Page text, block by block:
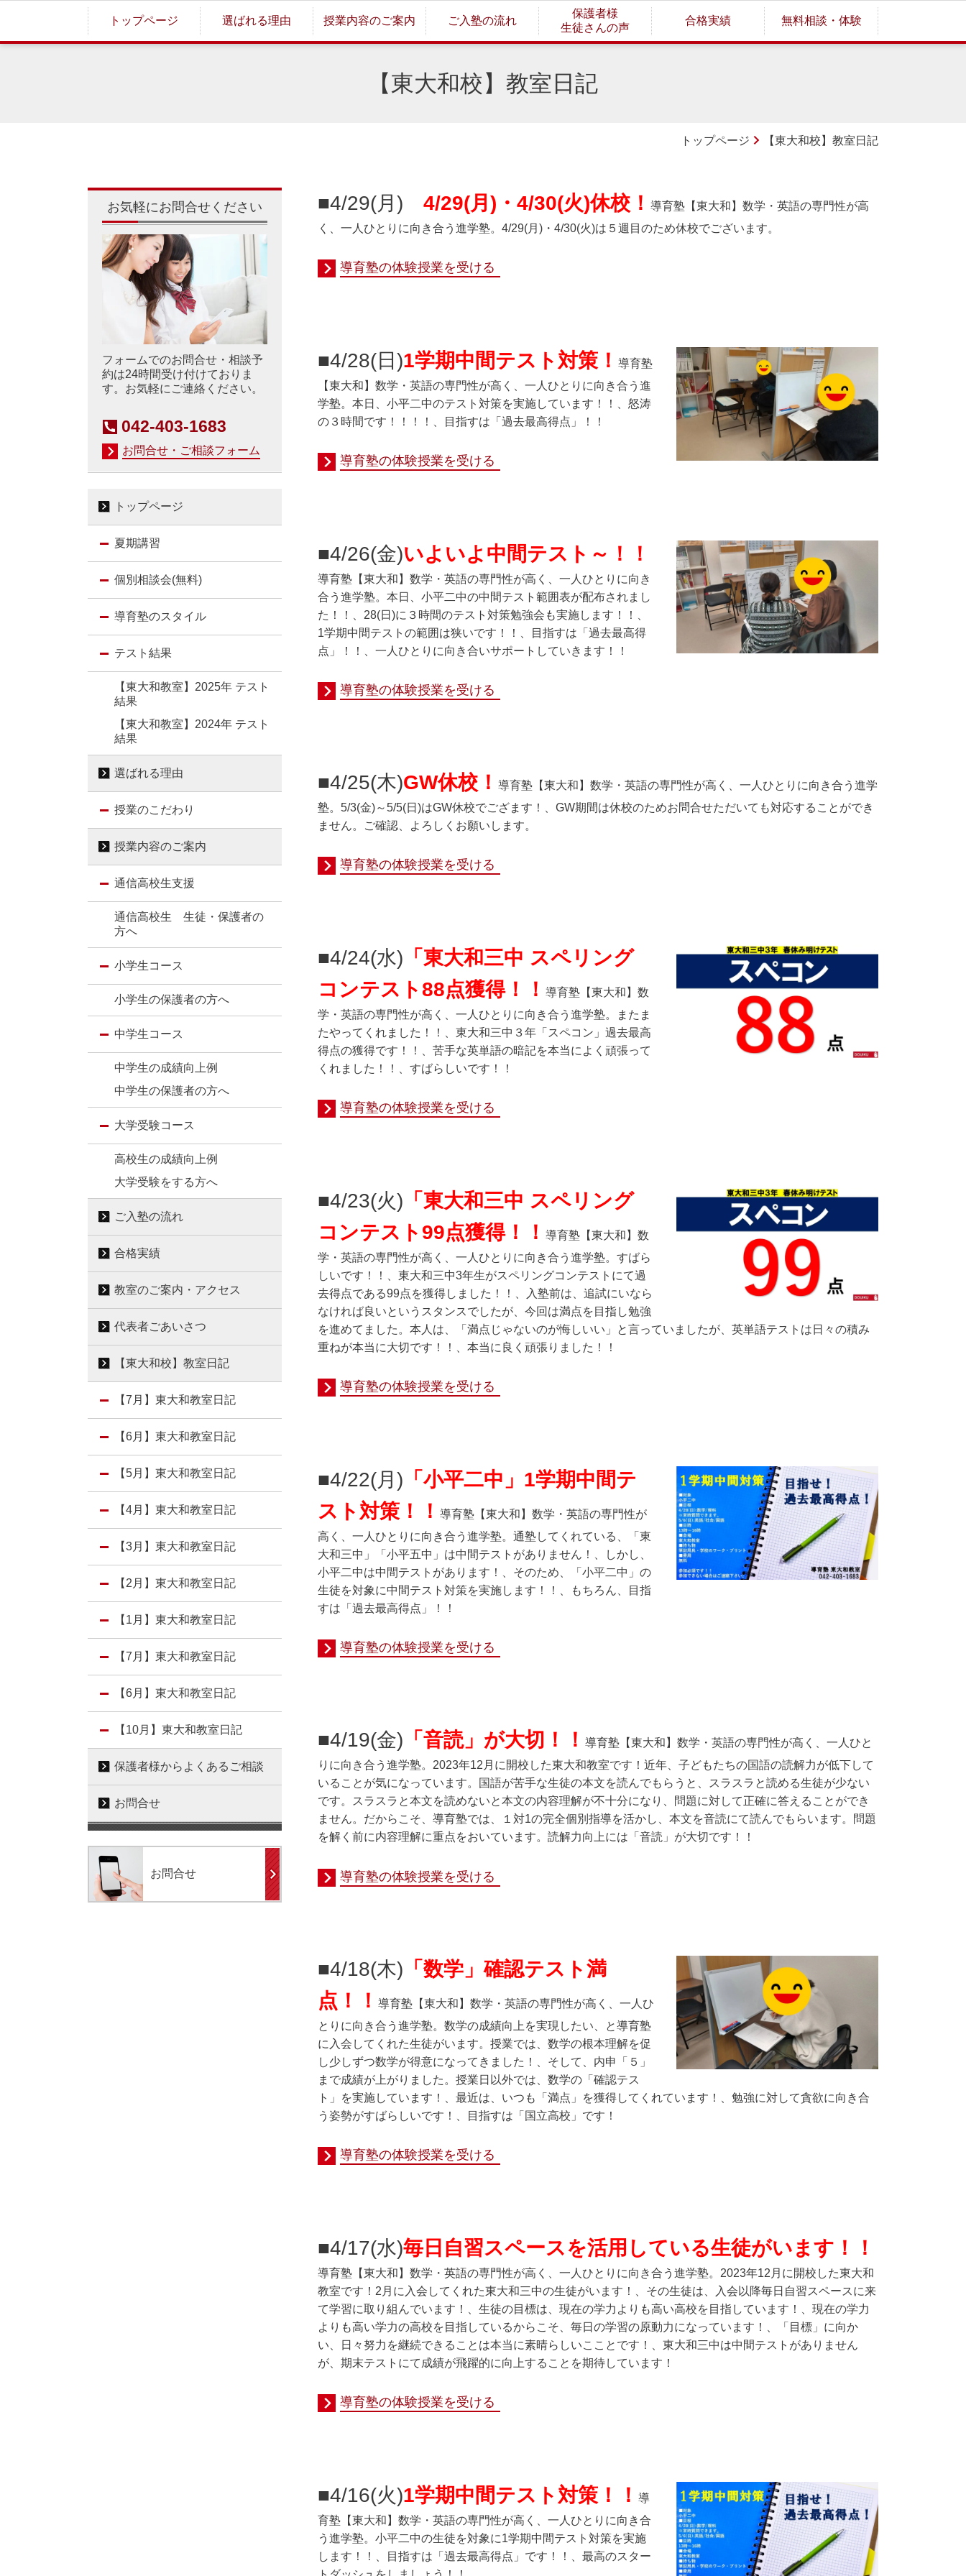
トップページ 選ばれる理由 授業内容のご案内 ご入塾の流れ
保護者様
生徒さんの声
合格実績 無料相談・体験
【東大和校】教室日記
トップページ 【東大和校】教室日記
■4/29(月 ) 4/29(月)・4/30(火)休校！ 導育塾 【東大和】数学・英語の専門性が高
く、一人ひとりに向き合う進学塾。4/29(月)・4/30(火)は５週目のため休校でございます。
導育塾の体験授業を受ける
■4/28(日 )1学期中間テスト対策！
導育塾
【東大和】数学・英語の専門性が高く、一人ひとりに向き合う進
学塾。本日、小平二中のテスト対策を実施しています！！、怒涛
の３時間です！！！！、目指すは「過去最高得点」！！
導育塾の体験授業を受ける
■4/26(金)いよいよ中間テスト～！！
導育塾 【東大和】数学・英語の専門性が高く、一人ひとりに向き
合う進学塾。本日、小平二中の中間テスト範囲表が配布されまし
た！！、28(日)に３時間のテスト対策勉強会も実施します！！、
1学期中間テストの範囲は狭いです！！、目指すは「過去最高得
点」！！、一人ひとりに向き合いサポートしていきます！！
導育塾の体験授業を受ける
■4/25(木)GW休校！ 導育塾 【東大和】数学・英語の専門性が高く、一人ひとりに向き合う進学
塾。5/3(金)～5/5(日)はGW休校でござます！、GW期間は休校のためお問合せただいても対応することができ
ません。ご確認、よろしくお願いします。
導育塾の体験授業を受ける
■4/24(水) 「東大和三中 スペリング
コンテスト88点獲得！！
導育塾 【東大和】数
学・英語の専門性が高く、一人ひとりに向き合う進学塾。またま
たやってくれました！！、東大和三中３年「スペコン」過去最高
得点の獲得です！！、苦手な英単語の暗記を本当によく頑張って
くれました！！、すばらしいです！！
導育塾の体験授業を受ける
■4/23(火) 「東大和三中 スペリング
コンテスト99点獲得！！
導育塾 【東大和】数
学・英語の専門性が高く、一人ひとりに向き合う進学塾。すばら
しいです！！、東大和三中3年生がスペリングコンテストにて過
去得点である99点を獲得しました！！、入塾前は、追試にいなら
なければ良いというスタンスでしたが、今回は満点を目指し勉強
を進めてました。本人は、「満点じゃないのが悔しいい」と言っていましたが、英単語テストは日々の積み
重ねが本当に大切です！！、本当に良く頑張りました！！
導育塾の体験授業を受ける
■4/22(月 ) 「小平二中」1学期中間テ
スト対策！！
導育塾 【東大和】数学・英語の専門性が
高く、一人ひとりに向き合う進学塾。通塾してくれている、「東
大和三中」「小平五中」は中間テストがありません！、しかし、
小平二中は中間テストがあります！、そのため、「小平二中」の
生徒を対象に中間テスト対策を実施します！！、もちろん、目指
すは「過去最高得点」！！
導育塾の体験授業を受ける
■4/19(金) 「音読」が大切！！ 導育塾 【東大和】数学・英語の専門性が高く、一人ひと
りに向き合う進学塾。2023年12月に開校した東大和教室です！近年、子どもたちの国語の読解力が低下して
いることが気になっています。国語が苦手な生徒の本文を読んでもらうと、スラスラと読める生徒が少ない
です。スラスラと本文を読めないと本文の内容理解が不十分になり、問題に対して正確に答えることができ
ません。だからこそ、導育塾では、１対1の完全個別指導を活かし、本文を音読にて読んでもらいます。問題
を解く前に内容理解に重点をおいています。読解力向上には「音読」が大切です！！
導育塾の体験授業を受ける
■4/18(木) 「数学」確認テスト満
点！！
導育塾 【東大和】数学・英語の専門性が高く、一人ひ
とりに向き合う進学塾。数学の成績向上を実現したい、と導育塾
に入会してくれた生徒がいます。授業では、数学の根本理解を促
し少しずつ数学が得意になってきました！、そして、内申「５」
まで成績が上がりました。授業日以外では、数学の「確認テス
ト」を実施しています！、最近は、いつも「満点」を獲得してくれています！、勉強に対して貪欲に向き合
う姿勢がすばらしいです！、目指すは「国立高校」です！
導育塾の体験授業を受ける
■4/17(水)毎日自習スペースを活用している生徒がいます！！
導育塾 【東大和】数学・英語の専門性が高く、一人ひとりに向き合う進学塾。2023年12月に開校した東大和
教室です！2月に入会してくれた東大和三中の生徒がいます！、その生徒は、入会以降毎日自習スペースに来
て学習に取り組んでいます！、生徒の目標は、現在の学力よりも高い高校を目指しています！、現在の学力
よりも高い学力の高校を目指しているからこそ、毎日の学習の原動力になっています！、「目標」に向か
い、日々努力を継続できることは本当に素晴らしいこことです！、東大和三中は中間テストがありません
が、期末テストにて成績が飛躍的に向上することを期待しています！
導育塾の体験授業を受ける
■4/16(火)1学期中間テスト対策！！
導
育塾 【東大和】数学・英語の専門性が高く、一人ひとりに向き合
う進学塾。小平二中の生徒を対象に1学期中間テスト対策を実施
します！！、目指すは「過去最高得点」です！！、最高のスター
お気軽にお問合せください
フォームでのお問合せ・相談予
約は24時間受け付けておりま
す。お気軽にご連絡ください。
042-403-1683
お問合せ・ご相談フォーム
トップページ
夏期講習
個別相談会(無料)
導育塾のスタイル
テスト結果
【東大和教室】2025年 テスト
結果
【東大和教室】2024年 テスト
結果
選ばれる理由
授業のこだわり
授業内容のご案内
通信高校生支援
通信高校生 生徒・保護者の
方へ
小学生コース
小学生の保護者の方へ
中学生コース
中学生の成績向上例
中学生の保護者の方へ
大学受験コース
高校生の成績向上例
大学受験をする方へ
ご入塾の流れ
合格実績
教室のご案内・アクセス
代表者ごあいさつ
【東大和校】教室日記
【7月】東大和教室日記
【6月】東大和教室日記
【5月】東大和教室日記
【4月】東大和教室日記
【3月】東大和教室日記
【2月】東大和教室日記
【1月】東大和教室日記
【7月】東大和教室日記
【6月】東大和教室日記
【10月】東大和教室日記
保護者様からよくあるご相談
お問合せ
お問合せ